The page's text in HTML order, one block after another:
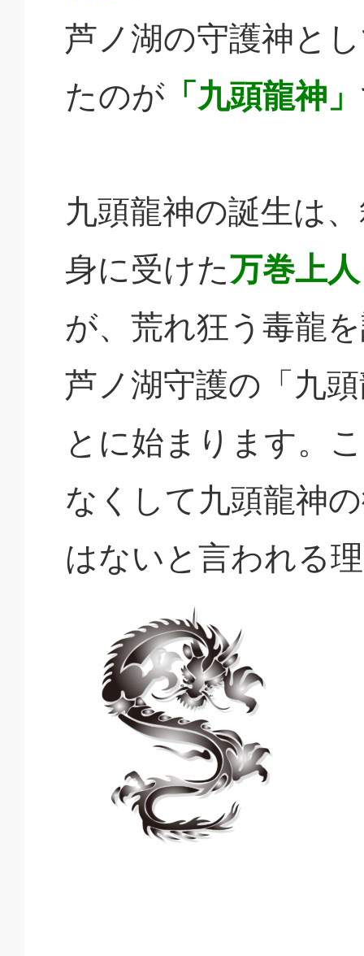
芦ノ湖の守護神と
たのが 「九頭龍神」
九頭龍神の誕生は
身に受けた万巻上
が、荒れ狂う毒龍
芦ノ湖守護の「九
とに始まります。
なくして九頭龍神
はないと言われる